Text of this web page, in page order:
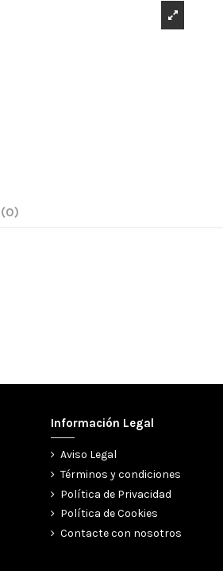
(0)
Información Legal
Aviso Legal
Términos y condiciones
Política de Privacidad
Política de Cookies
Contacte con nosotros